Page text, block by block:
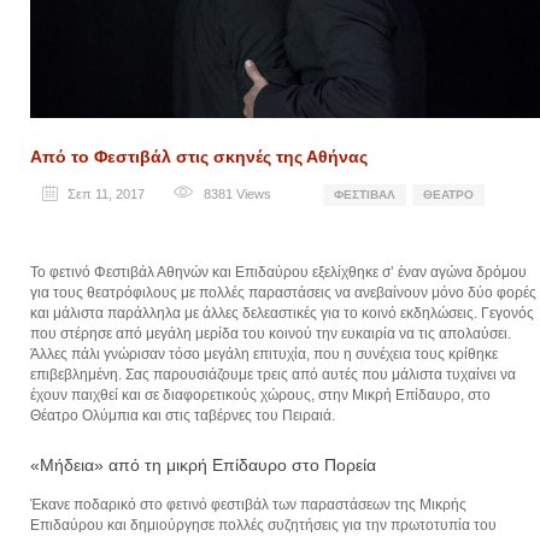
Από το Φεστιβάλ στις σκηνές της Αθήνας
Σεπ 11, 2017 8381 Views ΦΕΣΤΙΒΆΛ ΘΈΑΤΡΟ
Το φετινό Φεστιβάλ Αθηνών και Επιδαύρου εξελίχθηκε σ’ έναν αγώνα δρόμου
για τους θεατρόφιλους με πολλές παραστάσεις να ανεβαίνουν μόνο δύο φορές
και μάλιστα παράλληλα με άλλες δελεαστικές για το κοινό εκδηλώσεις. Γεγονός
που στέρησε από μεγάλη μερίδα του κοινού την ευκαιρία να τις απολαύσει.
Άλλες πάλι γνώρισαν τόσο μεγάλη επιτυχία, που η συνέχεια τους κρίθηκε
επιβεβλημένη. Σας παρουσιάζουμε τρεις από αυτές που μάλιστα τυχαίνει να
έχουν παιχθεί και σε διαφορετικούς χώρους, στην Μικρή Επίδαυρο, στο
Θέατρο Ολύμπια και στις ταβέρνες του Πειραιά.
«Μήδεια» από τη μικρή Επίδαυρο στο Πορεία
Έκανε ποδαρικό στο φετινό φεστιβάλ των παραστάσεων της Μικρής
Επιδαύρου και δημιούργησε πολλές συζητήσεις για την πρωτοτυπία του